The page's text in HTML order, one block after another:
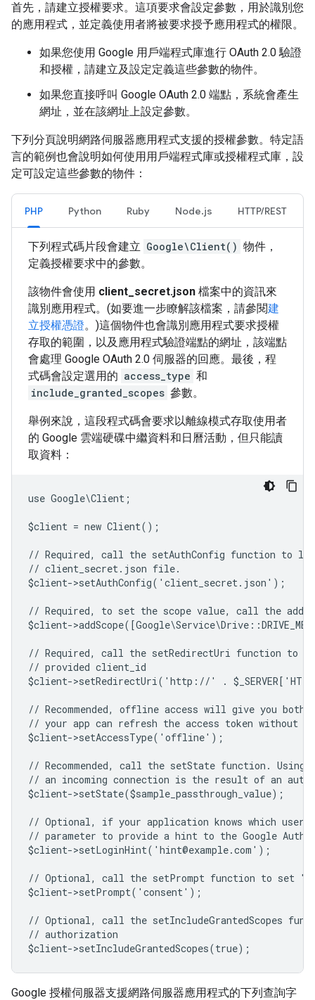
首先，請建立授權要求。這項要求會設定參數，用於識別您
的應用程式，並定義使用者將被要求授予應用程式的權限。
如果您使用 Google 用戶端程式庫進行 OAuth 2.0 驗證
和授權，請建立及設定定義這些參數的物件。
如果您直接呼叫 Google OAuth 2.0 端點，系統會產生
網址，並在該網址上設定參數。
下列分頁說明網路伺服器應用程式支援的授權參數。特定語
言的範例也會說明如何使用用戶端程式庫或授權程式庫，設
定可設定這些參數的物件：
PHP Python Ruby Node.js HTTP/REST
下列程式碼片段會建立 Google\Client() 物件，
定義授權要求中的參數。
該物件會使用 client_secret.json 檔案中的資訊來
識別應用程式。(如要進一步瞭解該檔案，請參閱建
立授權憑證。)這個物件也會識別應用程式要求授權
存取的範圍，以及應用程式驗證端點的網址，該端點
會處理 Google OAuth 2.0 伺服器的回應。最後，程
式碼會設定選用的 access_type 和
include_granted_scopes 參數。
舉例來說，這段程式碼會要求以離線模式存取使用者
的 Google 雲端硬碟中繼資料和日曆活動，但只能讀
取資料：
use Google\Client;
$client = new Client();
// Required, call the setAuthConfig function to
// client_secret.json file.
$client->setAuthConfig('client_secret.json');
// Required, to set the scope value, call the
$client-
// Required, call the setRedirectUri function to
// provided client_id
$client->setRedirectUri('http://' .
// Recommended, offline access will give you both
// your app can refresh the access token without
$client->setAccessType('offline');
// Recommended, call the setState function.
// an incoming connection is the result of an
$client->setState($sample_passthrough_value);
// Optional, if your application knows which
// parameter to provide a hint to the Google
$client->setLoginHint('hint@example.com');
// Optional, call the setPrompt function to set
$client->setPrompt('consent');
// Optional, call the setIncludeGrantedScopes
// authorization
$client->setIncludeGrantedScopes(true);
Google 授權伺服器支援網路伺服器應用程式的下列查詢字